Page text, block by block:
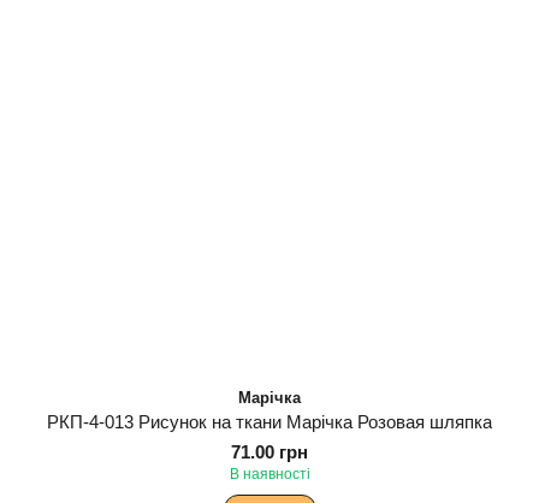
Марічка
РКП-4-013 Рисунок на ткани Марічка Розовая шляпка
71.00 грн
В наявності